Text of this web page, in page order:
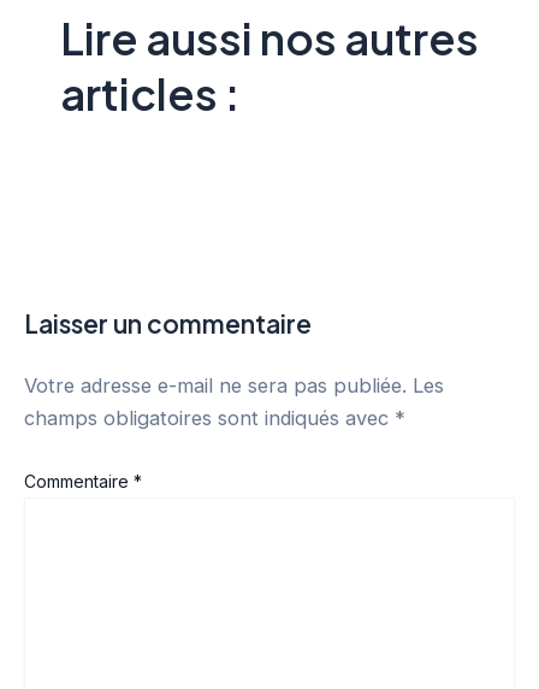
Lire aussi nos autres
articles :
Laisser un commentaire
Votre adresse e-mail ne sera pas publiée. Les
champs obligatoires sont indiqués avec *
Commentaire *